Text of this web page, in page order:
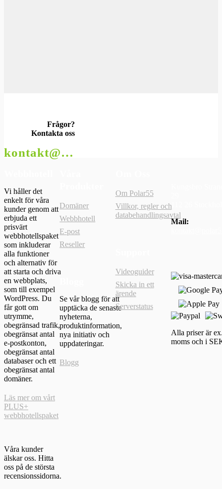
Frågor?
Kontakta oss
kontakt@polar55.se
Vi håller det
enkelt för våra
kunder genom att
erbjuda ett
prisvärt
webbhotellspaket
som inkluderar
alla funktioner
och alternativ för
att starta och driva
en webbplats,
som till exempel
WordPress. Du
får gott om
utrymme,
obegränsad trafik,
obegränsat antal
e-postkonton,
obegränsat antal
databaser och ett
obegränsat antal
domäner.
Läs mer om vårt
PLUS+
webbhotellspaket
Våra kunder
älskar oss. Hitta
oss på de största
recensionssidorna.
Domäner
Webbhotell
E-post
Reseller
Se vår blogg för att
upptäcka de senaste
nyheterna,
produktinformation,
nya initiativ och
uppdateringar.
Blogg
Om Polar55
Villkor, regler och
databehandlingsavtal
Videoguider
Skicka in ett
ärende
Serverstatus
112 26
Mail:
Alla priser är
moms och i